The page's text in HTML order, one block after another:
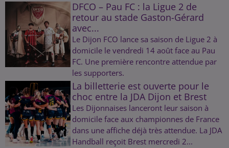
DFCO – Pau FC : la Ligue 2 de
retour au stade Gaston-Gérard
avec...
Le Dijon FCO lance sa saison de Ligue 2 à
domicile le vendredi 14 août face au Pau
FC. Une première rencontre attendue par
les supporters.
La billetterie est ouverte pour le
choc entre la JDA Dijon et Brest
Les Dijonnaises lanceront leur saison à
domicile face aux championnes de France
dans une affiche déjà très attendue. La JDA
Handball reçoit Brest mercredi 2...